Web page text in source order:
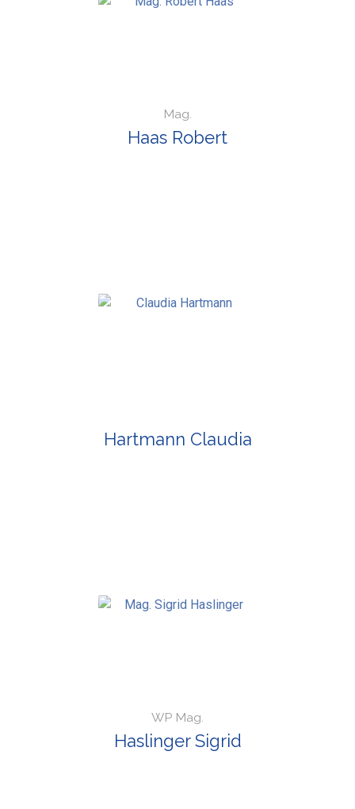
Mag.
Haas Robert
Hartmann Claudia
WP Mag.
Haslinger Sigrid